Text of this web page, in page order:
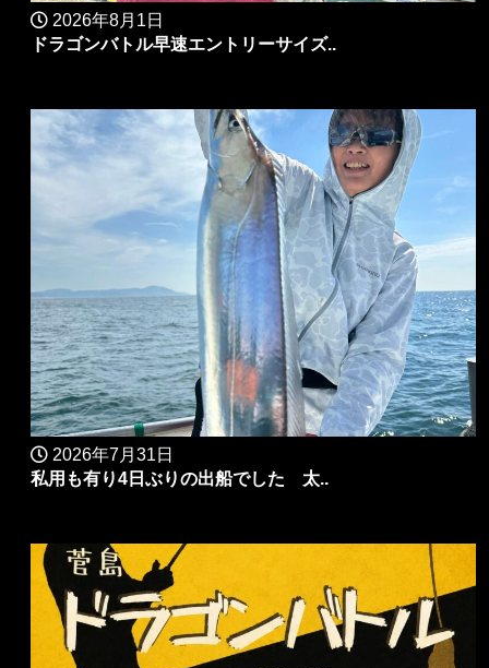
2026年8月1日
ドラゴンバトル早速エントリーサイズ..
2026年7月31日
私用も有り4日ぶりの出船でした 太..